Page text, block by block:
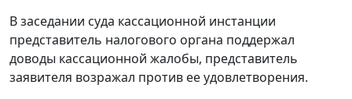
В заседании суда кассационной инстанции
представитель налогового органа поддержал
доводы кассационной жалобы, представитель
заявителя возражал против ее удовлетворения.